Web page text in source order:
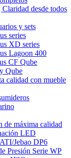
desde todos
y sets
series
XD series
Lagoon 400
CF Qube
Qube
calidad con mueble
de máxima calidad
LED
Jebao DP6
Presión Serie WP